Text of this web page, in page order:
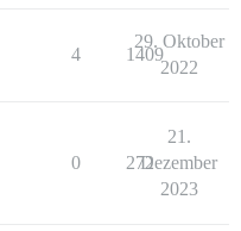
4 1409
29. Oktober
2022
0 272
21.
Dezember
2023